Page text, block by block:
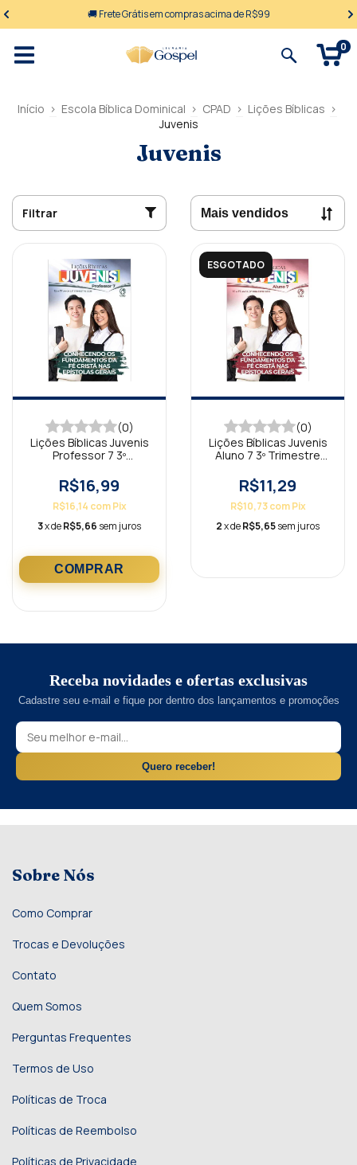
🚚 Frete Grátis em compras acima de R$99
0
Início > Escola Bíblica Dominical > CPAD > Lições Bíblicas >
Juvenis
Juvenis
Filtrar
(0)
Lições Bíblicas Juvenis
Professor 7 3º
R$16,99
R$16,14 com Pix
3x deR$5,66 sem juros
ESGOTADO
(0)
Lições Bíblicas Juvenis
Aluno 7 3º Trimestre
R$11,29
R$10,73com Pix
2x deR$5,65sem juros
Receba novidades e ofertas exclusivas
Cadastre seu e-mail e fique por dentro dos lançamentos e promoções
Quero receber!
Sobre Nós
Como Comprar
Trocas e Devoluções
Contato
Quem Somos
Perguntas Frequentes
Termos de Uso
Políticas de Troca
Políticas de Reembolso
Políticas de Privacidade